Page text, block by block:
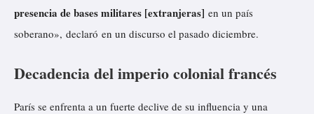
presencia de bases militares [extranjeras] en un país
soberano», declaró en un discurso el pasado diciembre.
Decadencia del imperio colonial francés
París se enfrenta a un fuerte declive de su influencia y una